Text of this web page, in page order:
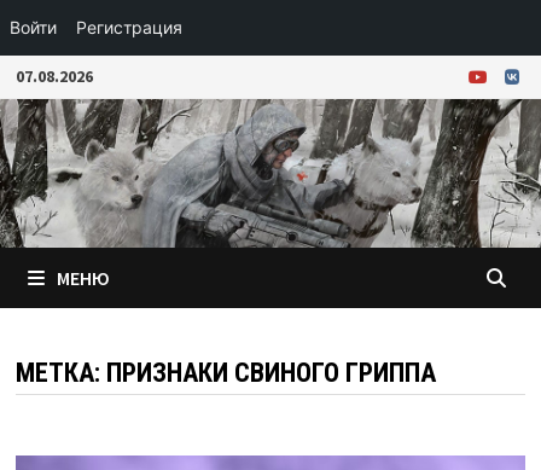
Войти Регистрация
Перейти
к
содержимому
07.08.2026
МЕНЮ
МЕТКА: ПРИЗНАКИ СВИНОГО ГРИППА